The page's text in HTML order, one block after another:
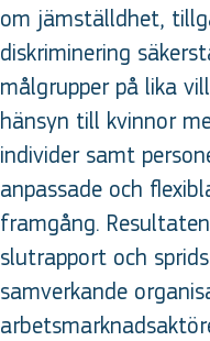
om jämställdhet,
diskriminering
målgrupper på lika
hänsyn till kvinnor
individer samt
anpassade och
framgång.
slutrapport och
samverkande